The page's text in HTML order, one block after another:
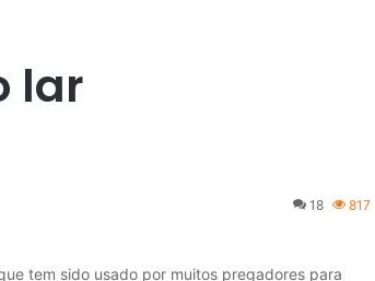
lar
18 817
tem sido usado por muitos pregadores para